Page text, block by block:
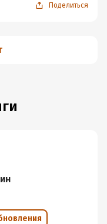
Поделиться